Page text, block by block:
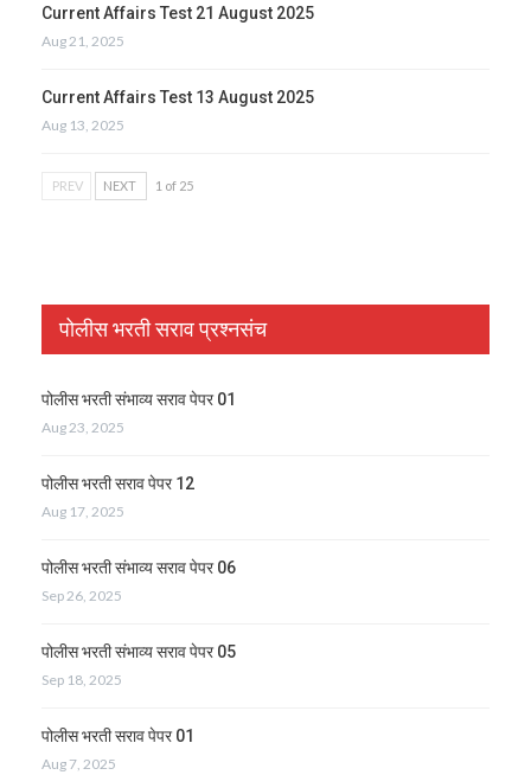
Current Affairs Test 21 August 2025
Aug 21, 2025
Current Affairs Test 13 August 2025
Aug 13, 2025
PREV NEXT 1 of 25
पोलीस भरती सराव प्रश्नसंच
पोलीस भरती संभाव्य सराव पेपर 01
Aug 23, 2025
पोलीस भरती सराव पेपर 12
Aug 17, 2025
पोलीस भरती संभाव्य सराव पेपर 06
Sep 26, 2025
पोलीस भरती संभाव्य सराव पेपर 05
Sep 18, 2025
पोलीस भरती सराव पेपर 01
Aug 7, 2025